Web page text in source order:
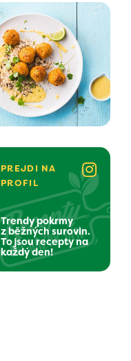
PREJDI NA
PROFIL
Trendy pokrmy
z běžných surovin.
To jsou recepty na
každý den!